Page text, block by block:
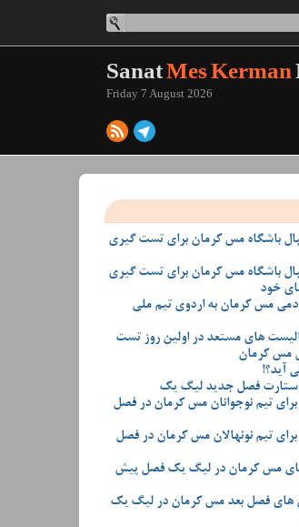
SanatMes Kerman
Friday 7 August 2026
باشگاه مس کرمان برای تست گیری
باشگاه مس کرمان برای تست گیری
مس کرمان به اردوی تیم ملی
های مستعد در اولین روز تست
مس کرمان
استارت فصل جدید لیگ یک
تیم نوجوانان مس کرمان در فصل
تیم نونهالان مس کرمان در فصل
های مس کرمان در لیگ یک فصل پیش
های فصل بعد مس کرمان در لیگ یک